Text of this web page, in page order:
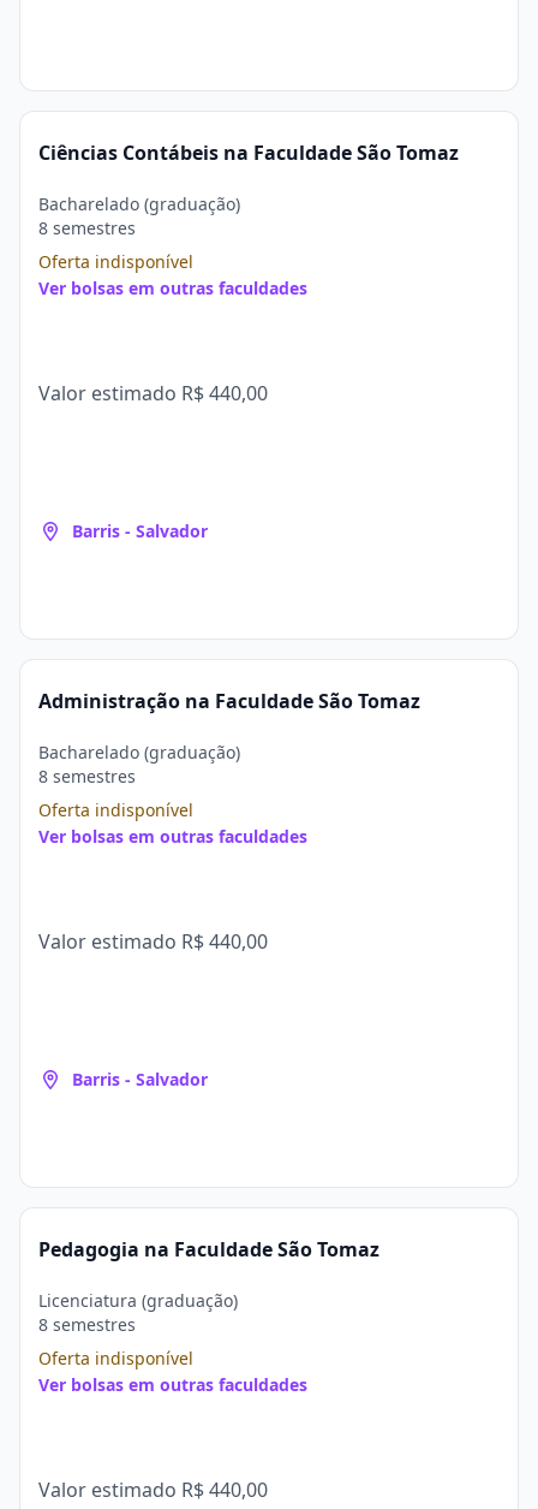
Ciências Contábeis na Faculdade São Tomaz
Bacharelado (graduação)
8 semestres
Oferta indisponível
Ver bolsas em outras faculdades
Valor estimado R$ 440,00
Barris - Salvador
Administração na Faculdade São Tomaz
Bacharelado (graduação)
8 semestres
Oferta indisponível
Ver bolsas em outras faculdades
Valor estimado R$ 440,00
Barris - Salvador
Pedagogia na Faculdade São Tomaz
Licenciatura (graduação)
8 semestres
Oferta indisponível
Ver bolsas em outras faculdades
Valor estimado R$ 440,00